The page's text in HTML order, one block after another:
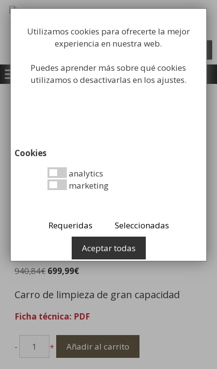
Saltar
contenido
equipamiento para la higiene industrial
Búsqueda
¡Oferta!
Carro de Limpieza
Rubbermaid
940,84€ El
original
940,84€.
699,99€El
actual
699,99€.
Carro de limpieza de gran capacidad
Ficha técnica: PDF
-
+ Añadir al carrito
Utilizamos cookies para ofrecerte la mejor
experiencia en nuestra web.
Puedes aprender más sobre qué cookies
utilizamos o desactivarlas en los ajustes.
Cookies
analytics
marketing
Requeridas Seleccionadas
Aceptar todas